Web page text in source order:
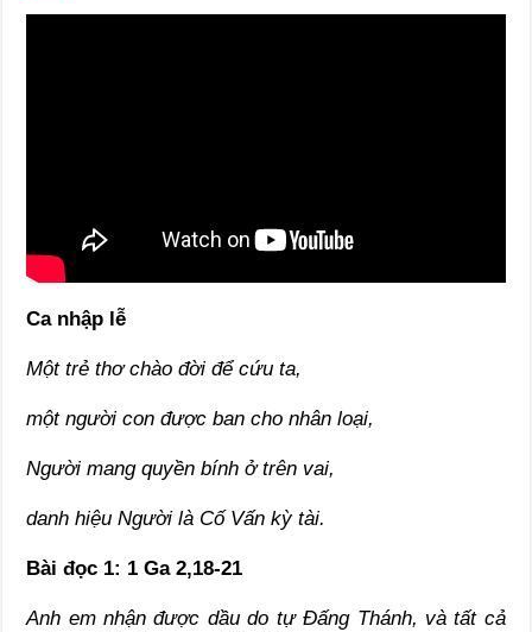
Ca nhập lễ
Một trẻ thơ chào đời để cứu ta,
một người con được ban cho nhân loại,
Người mang quyền bính ở trên vai,
danh hiệu Người là Cố Vấn kỳ tài.
Bài đọc 1: 1 Ga 2,18-21
Anh em nhận được dầu do tự Đấng Thánh, và tất cả